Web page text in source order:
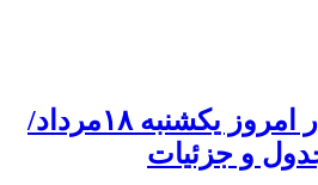
قیمت طلای ۱۸عیار امروز یکشنبه ۱۸مرداد/
و جزئیات